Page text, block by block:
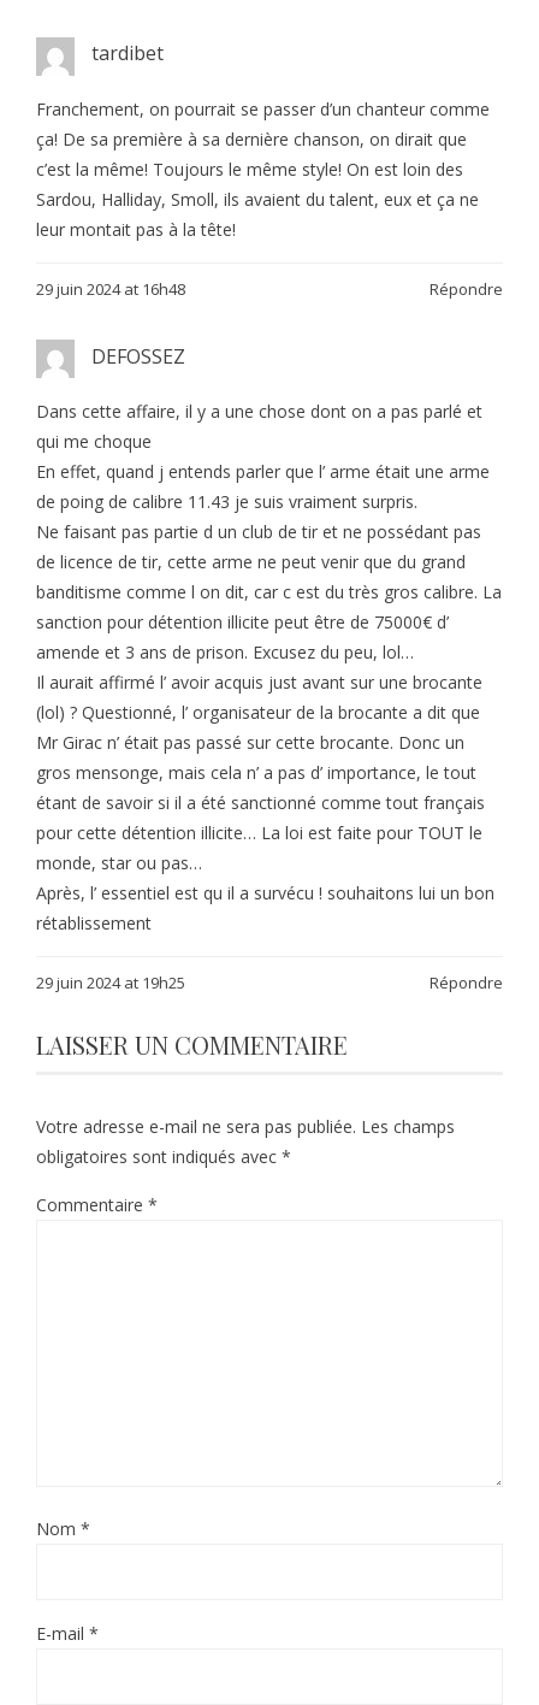
tardibet
Franchement, on pourrait se passer d’un chanteur comme
ça! De sa première à sa dernière chanson, on dirait que
c’est la même! Toujours le même style! On est loin des
Sardou, Halliday, Smoll, ils avaient du talent, eux et ça ne
leur montait pas à la tête!
29 juin 2024 at 16h48 Répondre
DEFOSSEZ
Dans cette affaire, il y a une chose dont on a pas parlé et
qui me choque
En effet, quand j entends parler que l’ arme était une arme
de poing de calibre 11.43 je suis vraiment surpris.
Ne faisant pas partie d un club de tir et ne possédant pas
de licence de tir, cette arme ne peut venir que du grand
banditisme comme l on dit, car c est du très gros calibre. La
sanction pour détention illicite peut être de 75000€ d’
amende et 3 ans de prison. Excusez du peu, lol…
Il aurait affirmé l’ avoir acquis just avant sur une brocante
(lol) ? Questionné, l’ organisateur de la brocante a dit que
Mr Girac n’ était pas passé sur cette brocante. Donc un
gros mensonge, mais cela n’ a pas d’ importance, le tout
étant de savoir si il a été sanctionné comme tout français
pour cette détention illicite… La loi est faite pour TOUT le
monde, star ou pas…
Après, l’ essentiel est qu il a survécu ! souhaitons lui un bon
rétablissement
29 juin 2024 at 19h25 Répondre
LAISSER UN COMMENTAIRE
Votre adresse e-mail ne sera pas publiée. Les champs
obligatoires sont indiqués avec *
Commentaire *
Nom *
E-mail *